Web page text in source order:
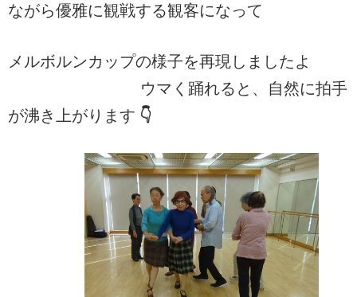
ながら優雅に観戦する観客になって
メルボルンカップの様子を再現しましたよ
ウマく踊れると、自然に拍手
が沸き上がります 👇